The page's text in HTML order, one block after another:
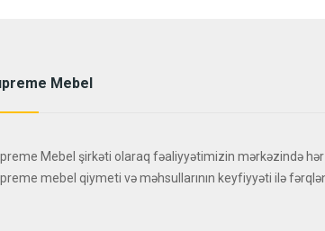
Mebel
Mebel şirkəti olaraq fəaliyyətimizin mərkəzində
mebel qiymeti və məhsullarının keyfiyyəti ilə